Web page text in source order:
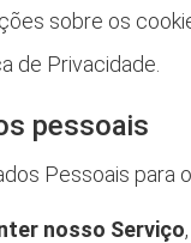
sobre os
de Privacidade.
pessoais
Pessoais para
nosso Serviço